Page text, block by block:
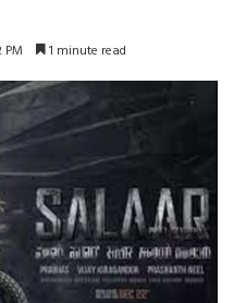
PM 1 minute read